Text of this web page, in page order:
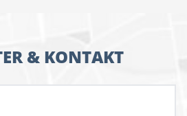
& KONTAKT